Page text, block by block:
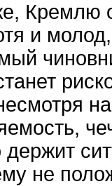
Кремлю
и
держит
не